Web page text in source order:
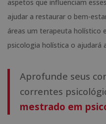
aspetos que influenciam
ajudar a restaurar o bem-
áreas um terapeuta holístico
psicologia holística o ajudará
Aprofunde seus
correntes
mestrado em